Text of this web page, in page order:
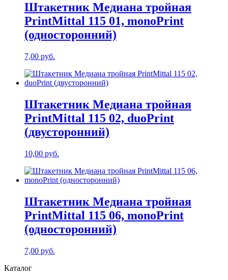
Штакетник Медиана тройная
PrintMittal 115 01, monoPrint
(односторонний)
7,00 руб.
Штакетник Медиана тройная
PrintMittal 115 02, duoPrint
(двусторонний)
10,00 руб.
Штакетник Медиана тройная
PrintMittal 115 06, monoPrint
(односторонний)
7,00 руб.
Каталог